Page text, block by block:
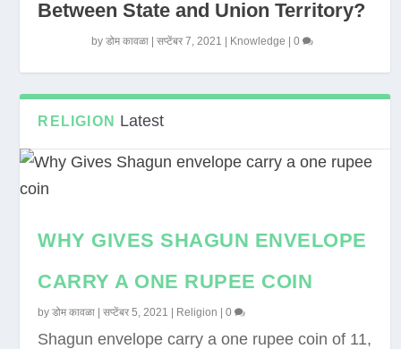
Between State and Union Territory?
byडोम कावळा |सप्टेंबर 7, 2021 Knowledge |0
RELIGION Latest
WHY GIVES SHAGUN ENVELOPE
CARRY A ONE RUPEE COIN
byडोम कावळा |सप्टेंबर 5, 2021 Religion |0
Shagun envelope carry a one rupee coin of 11,